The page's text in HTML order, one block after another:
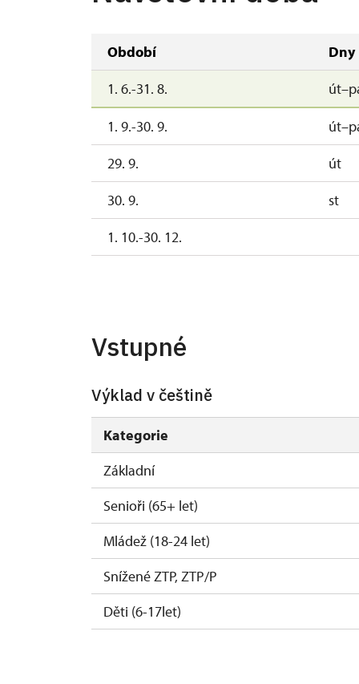
Období Dny
1. 6.-31. 8.
1. 9.-30. 9.
29. 9.
út
30. 9.
st
1. 10.-30. 12.
Vstupné
Výklad v češtině
Kategorie
Základní
Senioři (65+ let)
Mládež (18-24 let)
Snížené ZTP, ZTP/P
Děti (6-17let)